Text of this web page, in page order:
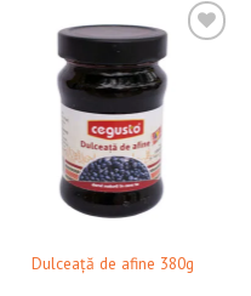
❤ Pune în Wishlist
Dulceaţă de afine 380g